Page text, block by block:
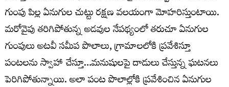
గుంపు పిల్ల ఏనుగుల చుట్టు రక్షణ వలయంగా మోహరిస్తుంటాయి.
మరోవైపు తరిగిపోతున్న అడవుల నేపథ్యంలో తరుచూ ఏనుగుల
గుంపులు అటవీ సమీప పొలాలు, గ్రామాలలోకి ప్రవేశిస్తూ
పంటలను స్వాహా చేస్తూ…మనుషులపై దాడులు చేస్తున్న ఘటనలు
పెరిగిపోతున్నాయి. అలా పంట పొలాల్లోకి ప్రవేశించిన ఏనుగుల